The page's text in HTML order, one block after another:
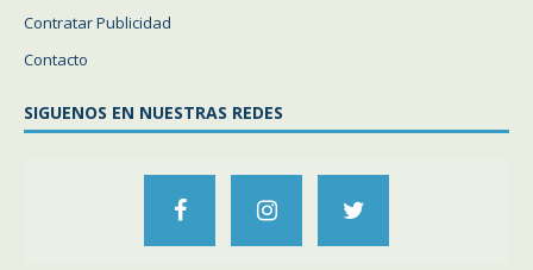
Contratar Publicidad
Contacto
SIGUENOS EN NUESTRAS REDES